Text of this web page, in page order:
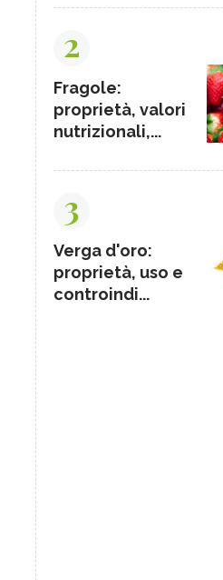
2
Fragole:
proprietà, valori
nutrizionali,...
3
Verga d'oro:
proprietà, uso e
controindi...